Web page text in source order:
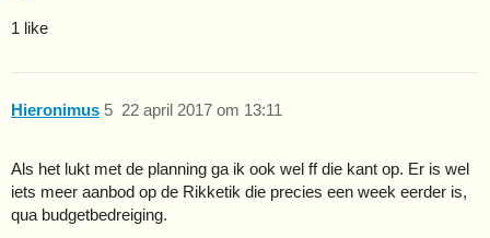
1 like
Hieronimus 22 april 2017 om 13:11
5
Als het lukt met de planning ga ik ook wel ff die kant op. Er is wel
iets meer aanbod op de Rikketik die precies een week eerder is,
qua budgetbedreiging.